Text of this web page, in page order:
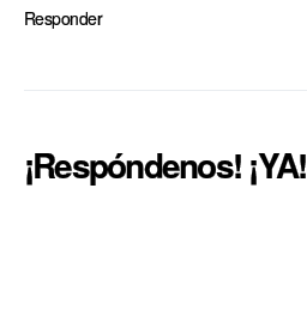
Responder
¡Respóndenos! ¡YA!